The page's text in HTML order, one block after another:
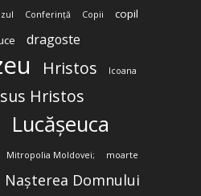
Conferință Copii
copil
dragoste
Hristos Icoana
Hristos
Lucășeuca
Mitropolia Moldovei; moarte
Nașterea Domnului